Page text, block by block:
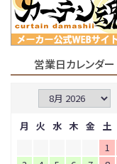
営業日カレンダー
月 火 水 木 金 土
1